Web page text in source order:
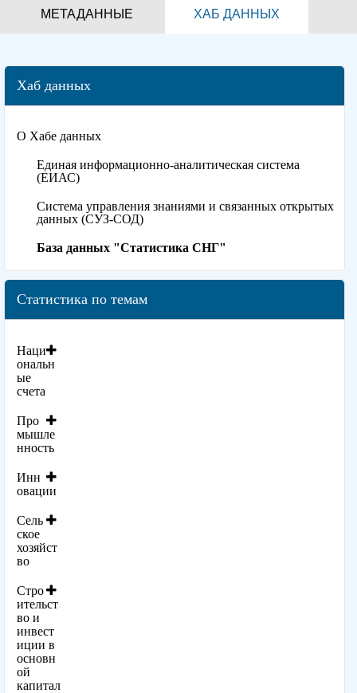
МЕТАДАННЫЕ ХАБ ДАННЫХ
Хаб данных
О Хабе данных
Единая информационно-аналитическая система
(ЕИАС)
Система управления знаниями и связанных открытых
данных (СУЗ-СОД)
База данных "Статистика СНГ"
Статистика по темам
Наци
ональн
ые
счета
Про
мышле
нность
Инн
овации
Сель
ское
хозяйст
во
Стро
ительст
во и
инвест
иции в
основн
ой
капитал